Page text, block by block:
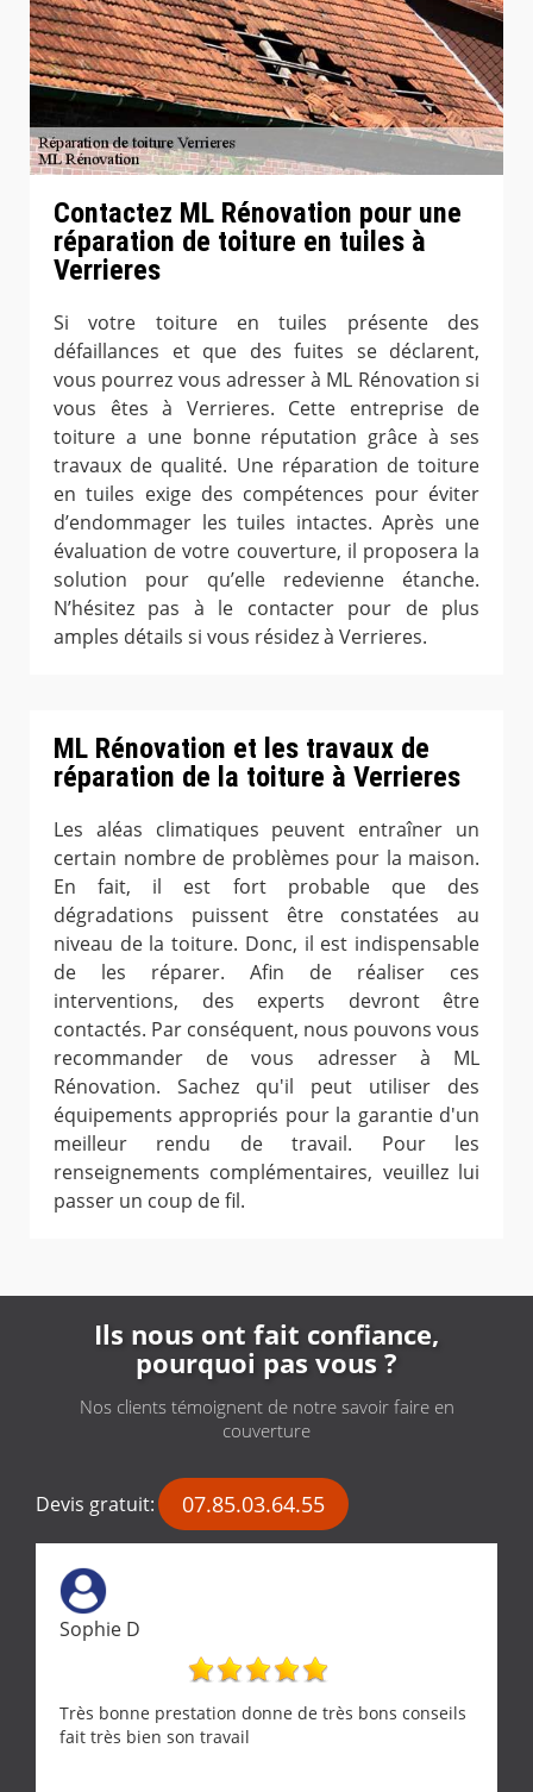
Contactez ML Rénovation pour une
réparation de toiture en tuiles à
Verrieres
Si votre toiture en tuiles présente des
défaillances et que des fuites se déclarent,
vous pourrez vous adresser à ML Rénovation si
vous êtes à Verrieres. Cette entreprise de
toiture a une bonne réputation grâce à ses
travaux de qualité. Une réparation de toiture
en tuiles exige des compétences pour éviter
d’endommager les tuiles intactes. Après une
évaluation de votre couverture, il proposera la
solution pour qu’elle redevienne étanche.
N’hésitez pas à le contacter pour de plus
amples détails si vous résidez à Verrieres.
ML Rénovation et les travaux de
réparation de la toiture à Verrieres
Les aléas climatiques peuvent entraîner un
certain nombre de problèmes pour la maison.
En fait, il est fort probable que des
dégradations puissent être constatées au
niveau de la toiture. Donc, il est indispensable
de les réparer. Afin de réaliser ces
interventions, des experts devront être
contactés. Par conséquent, nous pouvons vous
recommander de vous adresser à ML
Rénovation. Sachez qu'il peut utiliser des
équipements appropriés pour la garantie d'un
meilleur rendu de travail. Pour les
renseignements complémentaires, veuillez lui
passer un coup de fil.
Ils nous ont fait confiance,
pourquoi pas vous ?
Nos clients témoignent de notre savoir faire en
couverture
Devis gratuit: 07.85.03.64.55
Sophie D
Très bonne prestation donne de très bons conseils
fait très bien son travail